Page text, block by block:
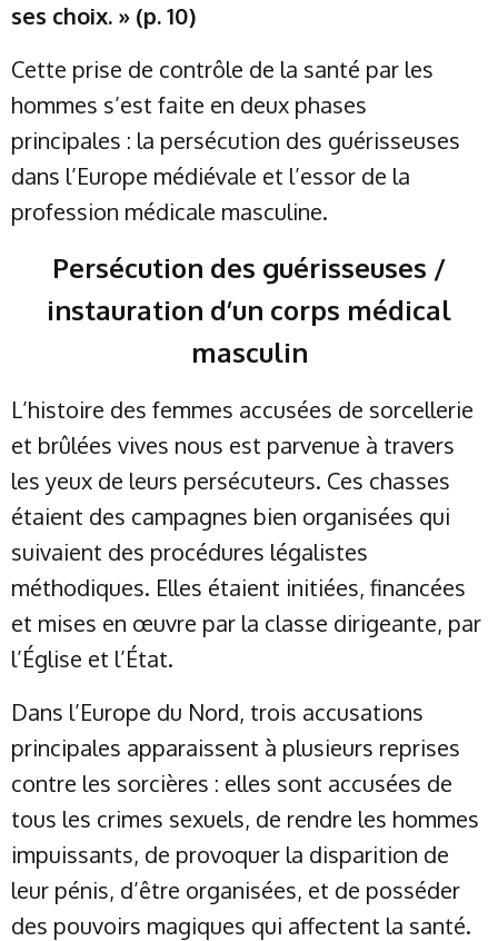
ses choix. » (p. 10)
Cette prise de contrôle de la santé par les
hommes s’est faite en deux phases
principales : la persécution des guérisseuses
dans l’Europe médiévale et l’essor de la
profession médicale masculine.
Persécution des guérisseuses /
instauration d’un corps médical
masculin
L’histoire des femmes accusées de sorcellerie
et brûlées vives nous est parvenue à travers
les yeux de leurs persécuteurs. Ces chasses
étaient des campagnes bien organisées qui
suivaient des procédures légalistes
méthodiques. Elles étaient initiées, financées
et mises en œuvre par la classe dirigeante, par
l’Église et l’État.
Dans l’Europe du Nord, trois accusations
principales apparaissent à plusieurs reprises
contre les sorcières : elles sont accusées de
tous les crimes sexuels, de rendre les hommes
impuissants, de provoquer la disparition de
leur pénis, d’être organisées, et de posséder
des pouvoirs magiques qui affectent la santé.